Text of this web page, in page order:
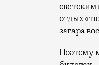
отдых
загара
Поэтому